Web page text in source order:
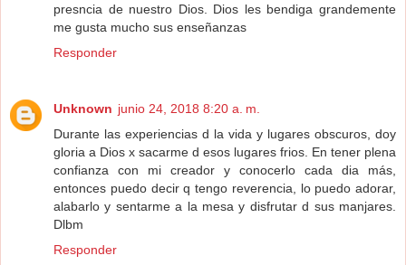
presncia de nuestro Dios. Dios les bendiga grandemente
me gusta mucho sus enseñanzas
Responder
Unknown junio 24, 2018 8:20 a. m.
Durante las experiencias d la vida y lugares obscuros, doy
gloria a Dios x sacarme d esos lugares frios. En tener plena
confianza con mi creador y conocerlo cada dia más,
entonces puedo decir q tengo reverencia, lo puedo adorar,
alabarlo y sentarme a la mesa y disfrutar d sus manjares.
Dlbm
Responder